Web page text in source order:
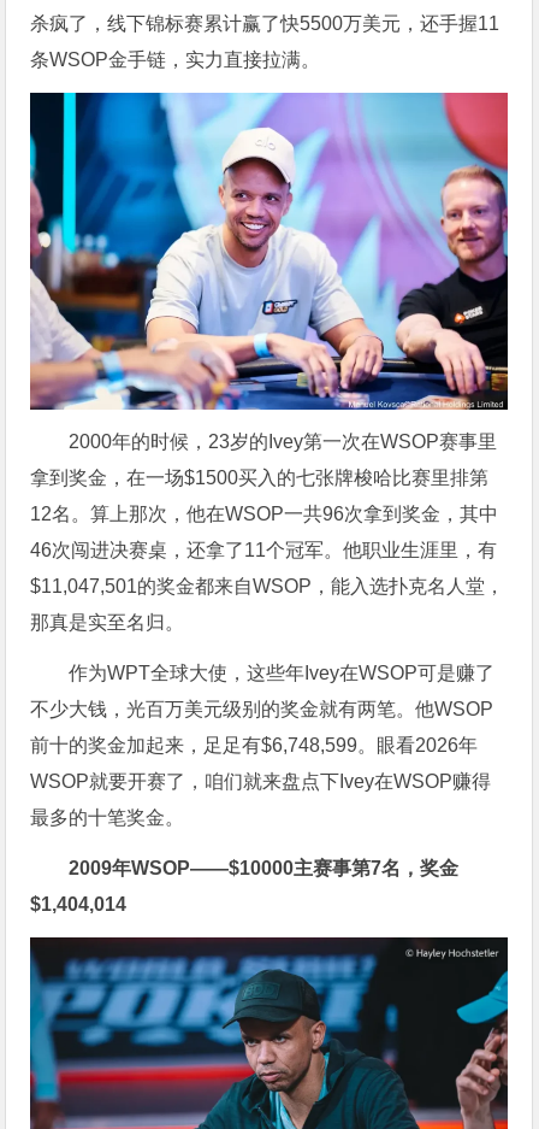
杀疯了，线下锦标赛累计赢了快5500万美元，还手握11
条WSOP金手链，实力直接拉满。
2000年的时候，23岁的Ivey第一次在WSOP赛事里
拿到奖金，在一场$1500买入的七张牌梭哈比赛里排第
12名。算上那次，他在WSOP一共96次拿到奖金，其中
46次闯进决赛桌，还拿了11个冠军。他职业生涯里，有
$11,047,501的奖金都来自WSOP，能入选扑克名人堂，
那真是实至名归。
作为WPT全球大使，这些年Ivey在WSOP可是赚了
不少大钱，光百万美元级别的奖金就有两笔。他WSOP
前十的奖金加起来，足足有$6,748,599。眼看2026年
WSOP就要开赛了，咱们就来盘点下Ivey在WSOP赚得
最多的十笔奖金。
2009年WSOP——$10000主赛事第7名，奖金
$1,404,014